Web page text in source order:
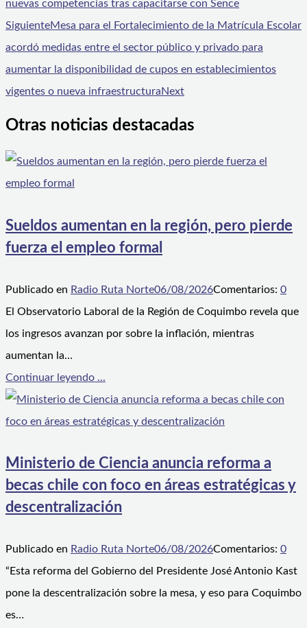
nuevas competencias tras capacitarse con Sence
SiguienteMesa para el Fortalecimiento de la Matrícula Escolar
acordó medidas entre el sector público y privado para
aumentar la disponibilidad de cupos en establecimientos
vigentes o nueva infraestructuraNext
Otras noticias destacadas
Sueldos aumentan en la región, pero pierde
fuerza el empleo formal
Publicado en Radio Ruta Norte06/08/2026Comentarios: 0
El Observatorio Laboral de la Región de Coquimbo revela que
los ingresos avanzan por sobre la inflación, mientras
aumentan la…
Continuar leyendo ...
Ministerio de Ciencia anuncia reforma a
becas chile con foco en áreas estratégicas y
descentralización
Publicado en Radio Ruta Norte06/08/2026Comentarios: 0
“Esta reforma del Gobierno del Presidente José Antonio Kast
pone la descentralización sobre la mesa, y eso para Coquimbo
es…